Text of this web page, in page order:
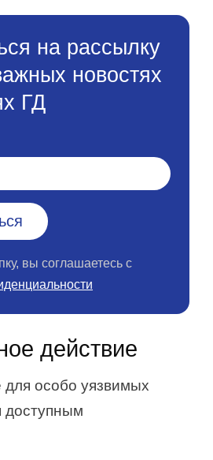
на рассылку
новостях
ГД
вы соглашаетесь с
действие
особо уязвимых
доступным